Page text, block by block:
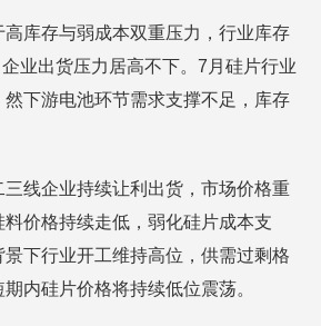
库存与弱成本双重压力，行业库存
业出货压力居高不下。7月硅片行业
下游电池环节需求支撑不足，库存
线企业持续让利出货，市场价格重
价格持续走低，弱化硅片成本支
下行业开工维持高位，供需过剩格
内硅片价格将持续低位震荡。